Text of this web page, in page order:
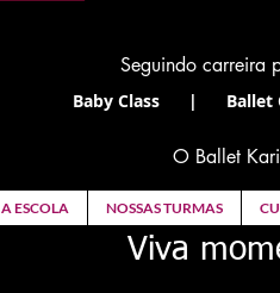
Seguindo carreira
Baby Class | Ballet
O Ballet
A ESCOLA NOSSAS TURMAS
Viva